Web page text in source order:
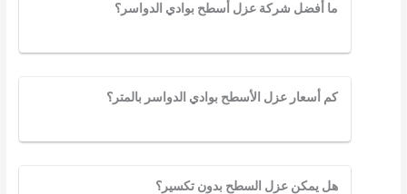
ما أفضل شركة عزل أسطح بوادي الدواسر؟
كم أسعار عزل الأسطح بوادي الدواسر بالمتر؟
هل يمكن عزل السطح بدون تكسير؟